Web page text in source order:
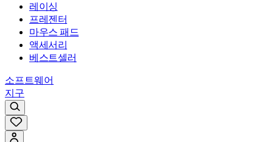
레이싱
프레젠터
마우스 패드
액세서리
베스트셀러
소프트웨어
지구